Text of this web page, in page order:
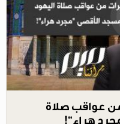
من عواقب صلاة
هراء"!